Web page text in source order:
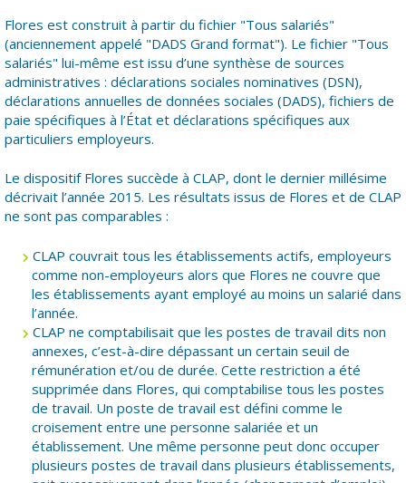
Flores est construit à partir du fichier "Tous salariés"
(anciennement appelé "DADS Grand format"). Le fichier "Tous
salariés" lui-même est issu d’une synthèse de sources
administratives : déclarations sociales nominatives (DSN),
déclarations annuelles de données sociales (DADS), fichiers de
paie spécifiques à l’État et déclarations spécifiques aux
particuliers employeurs.
Le dispositif Flores succède à CLAP, dont le dernier millésime
décrivait l’année 2015. Les résultats issus de Flores et de CLAP
ne sont pas comparables :
CLAP couvrait tous les établissements actifs, employeurs
comme non-employeurs alors que Flores ne couvre que
les établissements ayant employé au moins un salarié dans
l’année.
CLAP ne comptabilisait que les postes de travail dits non
annexes, c’est-à-dire dépassant un certain seuil de
rémunération et/ou de durée. Cette restriction a été
supprimée dans Flores, qui comptabilise tous les postes
de travail. Un poste de travail est défini comme le
croisement entre une personne salariée et un
établissement. Une même personne peut donc occuper
plusieurs postes de travail dans plusieurs établissements,